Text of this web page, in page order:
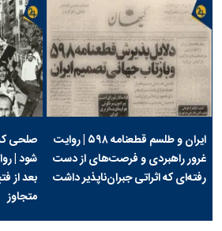
ایران و طلسم قطعنامه ۵۹۸ | روایت
غرور راهبردی و فرصت‌های از دست
رفته‌ای که اثراتی جبران‌ناپذیر داشت
صلحی
شود |
بعد از
متجاوز